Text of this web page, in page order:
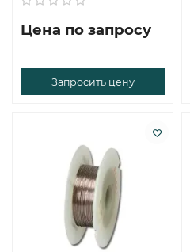
Цена по запросу
Запросить цену